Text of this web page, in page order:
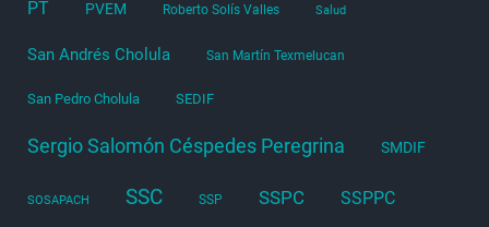
PT PVEM Roberto Solís Valles Salud
San Andrés Cholula San Martín Texmelucan
San Pedro Cholula SEDIF
Sergio Salomón Céspedes Peregrina SMDIF
SOSAPACH SSC SSP SSPC SSPPC